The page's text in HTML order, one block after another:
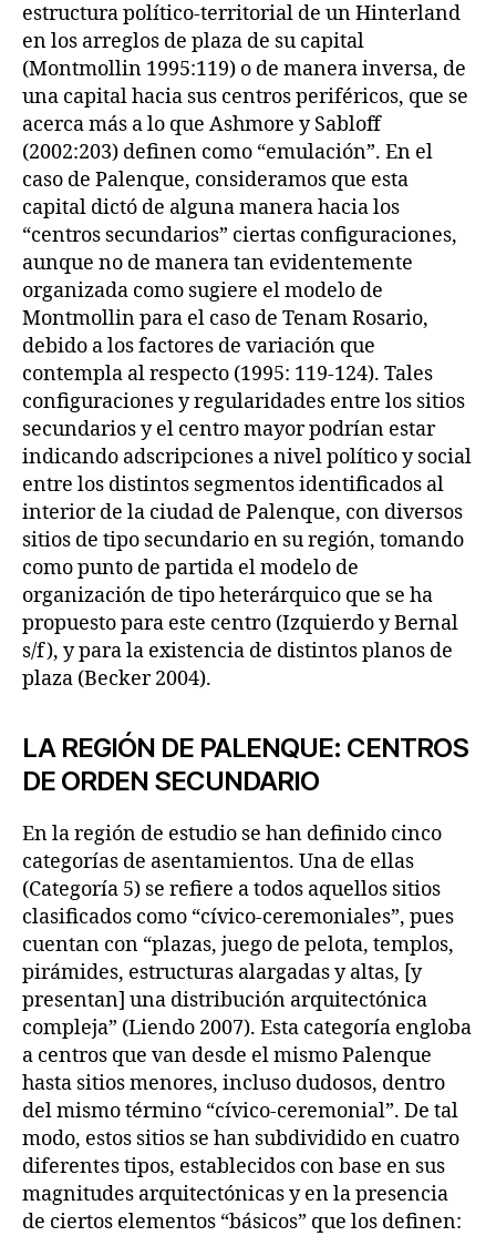
estructura político-territorial de un Hinterland
en los arreglos de plaza de su capital
(Montmollin 1995:119) o de manera inversa, de
una capital hacia sus centros periféricos, que se
acerca más a lo que Ashmore y Sabloff
(2002:203) definen como “emulación”. En el
caso de Palenque, consideramos que esta
capital dictó de alguna manera hacia los
“centros secundarios” ciertas configuraciones,
aunque no de manera tan evidentemente
organizada como sugiere el modelo de
Montmollin para el caso de Tenam Rosario,
debido a los factores de variación que
contempla al respecto (1995: 119-124). Tales
configuraciones y regularidades entre los sitios
secundarios y el centro mayor podrían estar
indicando adscripciones a nivel político y social
entre los distintos segmentos identificados al
interior de la ciudad de Palenque, con diversos
sitios de tipo secundario en su región, tomando
como punto de partida el modelo de
organización de tipo heterárquico que se ha
propuesto para este centro (Izquierdo y Bernal
s/f), y para la existencia de distintos planos de
plaza (Becker 2004).
LA REGIÓN DE PALENQUE: CENTROS
DE ORDEN SECUNDARIO
En la región de estudio se han definido cinco
categorías de asentamientos. Una de ellas
(Categoría 5) se refiere a todos aquellos sitios
clasificados como “cívico-ceremoniales”, pues
cuentan con “plazas, juego de pelota, templos,
pirámides, estructuras alargadas y altas, [y
presentan] una distribución arquitectónica
compleja” (Liendo 2007). Esta categoría engloba
a centros que van desde el mismo Palenque
hasta sitios menores, incluso dudosos, dentro
del mismo término “cívico-ceremonial”. De tal
modo, estos sitios se han subdividido en cuatro
diferentes tipos, establecidos con base en sus
magnitudes arquitectónicas y en la presencia
de ciertos elementos “básicos” que los definen: